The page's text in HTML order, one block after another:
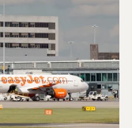
Se
Y
XLS y el